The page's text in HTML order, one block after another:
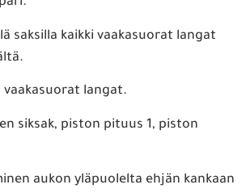
saksilla kaikki vaakasuorat langat
vaakasuorat langat.
siksak, piston pituus 1, piston
aukon yläpuolelta ehjän kankaan